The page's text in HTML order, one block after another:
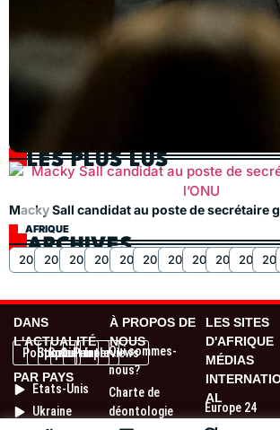
LES PLUS LUS
Macky Sall candidat au poste de secrétaire
AFRIQUE
ARCHIVES
2025202420232022202120202019201820172016
DANS
L'ACTUALITÉ
Politique
Sport
Société
Culture
People
Interviews
PAR PAYS
Etats-Unis
Ukraine
À PROPOS DE
NOUS
Qui sommes-
nous?
Charte de
déontologie
LES SITES
D'AFRIQUE
MÉDIAS
AL
Europe 24